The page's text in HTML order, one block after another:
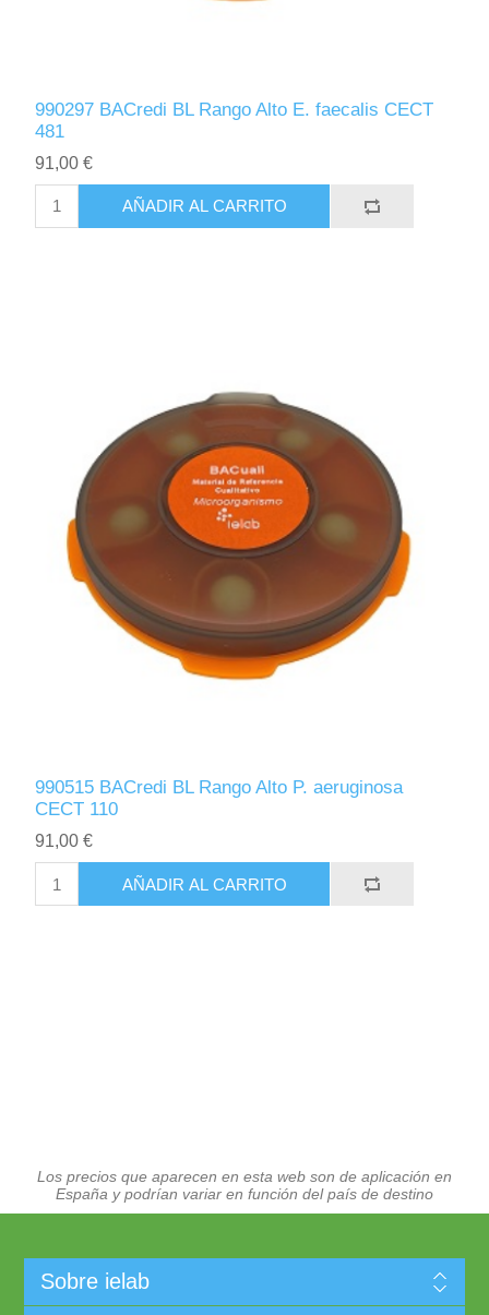
990297 BACredi BL Rango Alto E. faecalis CECT
481
91,00 €
AÑADIR AL CARRITO
990515 BACredi BL Rango Alto P. aeruginosa
CECT 110
91,00 €
AÑADIR AL CARRITO
Los precios que aparecen en esta web son de aplicación en
España y podrían variar en función del país de destino
Sobre ielab